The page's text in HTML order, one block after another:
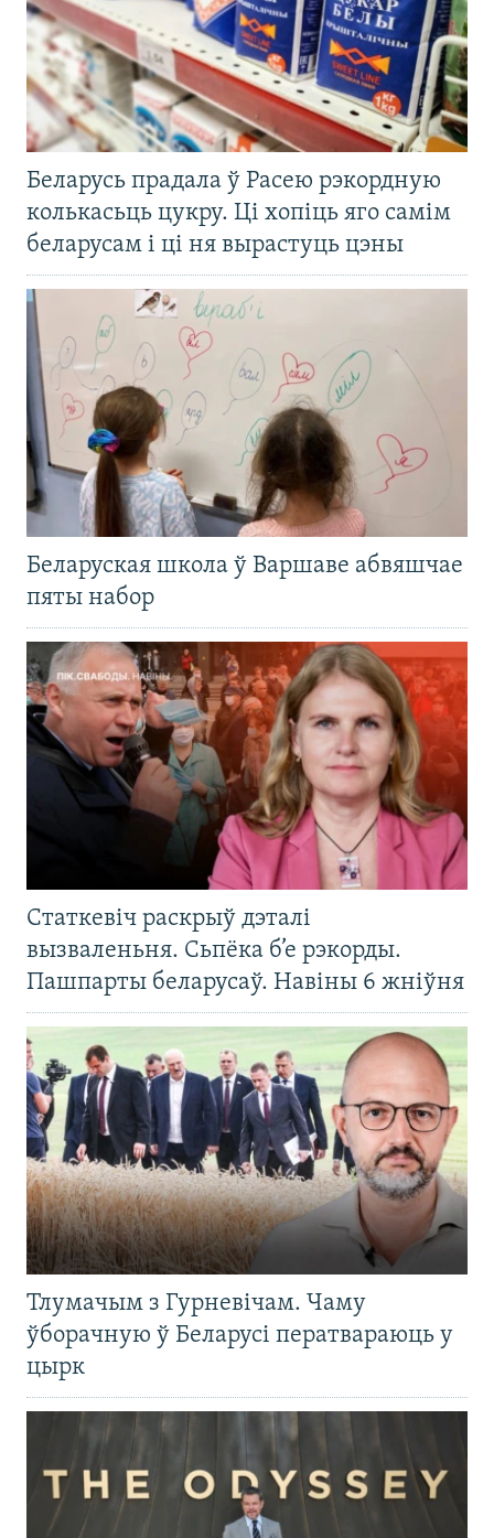
Беларусь прадала ў Расею рэкордную
колькасьць цукру. Ці хопіць яго самім
беларусам і ці ня вырастуць цэны
Беларуская школа ў Варшаве абвяшчае
пяты набор
Статкевіч раскрыў дэталі
вызваленьня. Сьпёка б’е рэкорды.
Пашпарты беларусаў. Навіны 6 жніўня
Тлумачым з Гурневічам. Чаму
ўборачную ў Беларусі ператвараюць у
цырк